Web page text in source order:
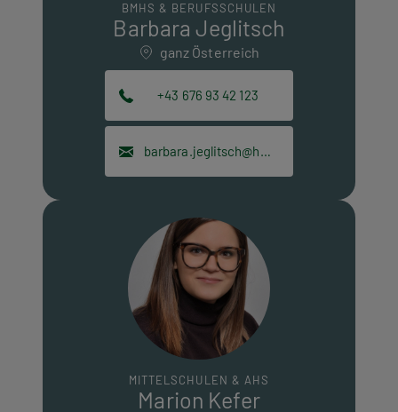
BMHS & BERUFSSCHULEN
Barbara Jeglitsch
ganz Österreich
+43 676 93 42 123
barbara.jeglitsch@hpt.at
MITTELSCHULEN & AHS
Marion Kefer